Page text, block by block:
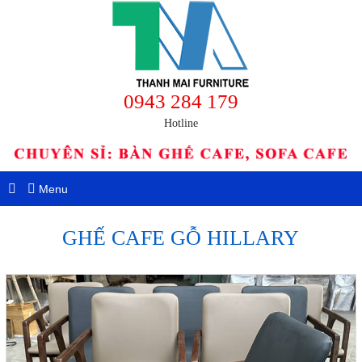
0943 284 179
Hotline
Menu
GHẾ CAFE GỖ HILLARY